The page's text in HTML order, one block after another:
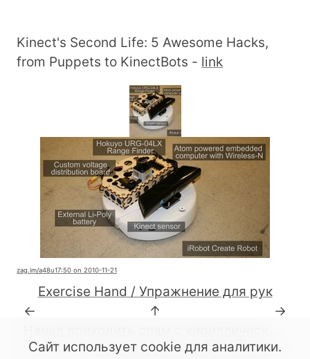
Kinect's Second Life: 5 Awesome Hacks,
from Puppets to KinectBots - link
zag.im/a48u17:50 on 2010-11-21
Exercise Hand / Упражнение для рук
←
↑
→
Сайт использует cookie для аналитики.